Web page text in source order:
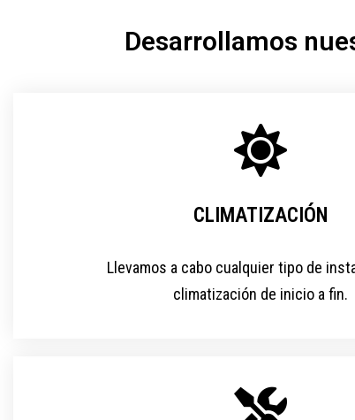
Desarrollamos
CLIMATIZACIÓN
Llevamos a cabo cualquier tipo de
climatización de inicio a fin.